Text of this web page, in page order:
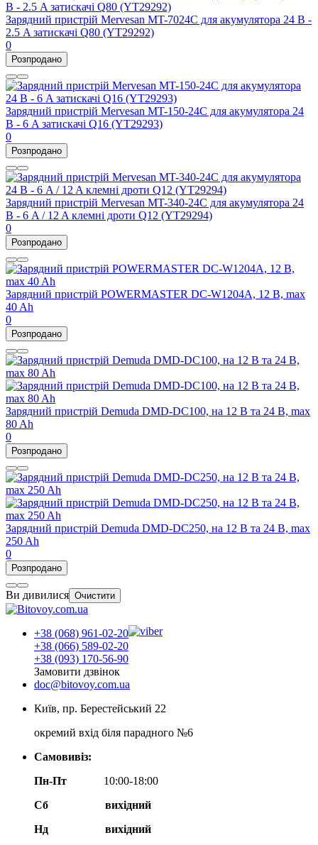
Зарядний пристрій Mervesan MT-7024C для акумулятора 24 В -
2.5 A затискачі Q80 (YT29292)
0
Розпродано
Зарядний пристрій Mervesan MT-150-24C для акумулятора 24
В - 6 A затискачі Q16 (YT29293)
0
Розпродано
Зарядний пристрій Mervesan MT-340-24C для акумулятора 24
В - 6 A / 12 A клемні дроти Q12 (YT29294)
0
Розпродано
Зарядний пристрій POWERMASTER DC-W1204A, 12 В, max
40 Ah
0
Розпродано
Зарядний пристрій Demuda DMD-DC100, на 12 В та 24 В, max
80 Ah
0
Розпродано
Зарядний пристрій Demuda DMD-DC250, на 12 В та 24 В, max
250 Ah
0
Розпродано
Ви дивилися Очистити
+38 (068) 961-02-20
+38 (066) 589-02-20
+38 (093) 170-56-90
Замовити дзвінок
doc@bitovoy.com.ua
Київ, пр. Берестейський 22
окремий вхід біля парадного №6
Самовивіз:
Пн-Пт
10:00-18:00
Сб
вихідний
Нд
вихідний